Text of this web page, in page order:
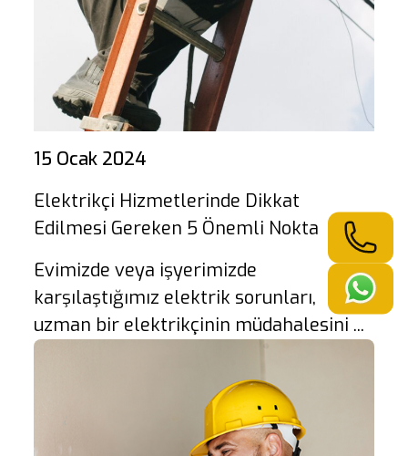
15 Ocak 2024
Elektrikçi Hizmetlerinde Dikkat
Edilmesi Gereken 5 Önemli Nokta
Evimizde veya işyerimizde
karşılaştığımız elektrik sorunları,
uzman bir elektrikçinin müdahalesini ...